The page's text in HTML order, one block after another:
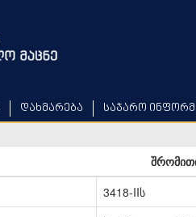
დახმარება საჯარო
3418-IIს